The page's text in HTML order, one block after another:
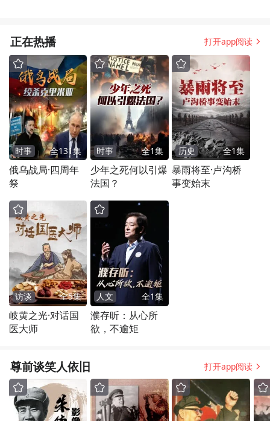
正在热播 打开app阅读
时事 全131集
俄乌战局·四周年
祭
时事 全1集
少年之死何以引爆
法国？
历史 全1集
暴雨将至·卢沟桥
事变始末
访谈 全5集
岐黄之光·对话国
医大师
人文 全1集
濮存昕：从心所
欲，不逾矩
尊前谈笑人依旧 打开app阅读